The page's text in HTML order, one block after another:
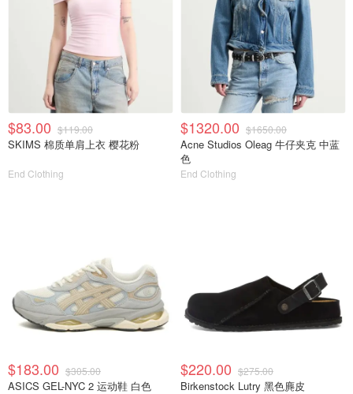
$83.00 $119.00
SKIMS 棉质单肩上衣 樱花粉
End Clothing
$1320.00 $1650.00
Acne Studios Oleag 牛仔夹克 中蓝
色
End Clothing
$183.00 $305.00
ASICS GEL-NYC 2 运动鞋 白色
$220.00 $275.00
Birkenstock Lutry 黑色麂皮